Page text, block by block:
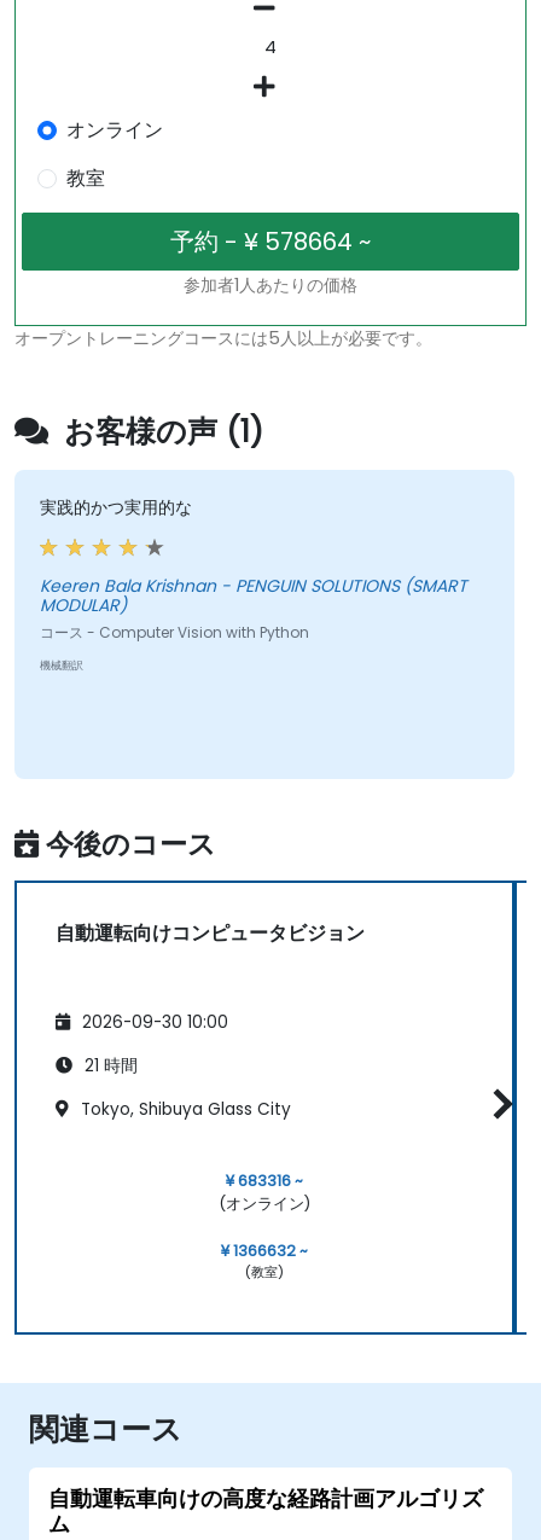
オンライン
教室
参加者1人あたりの価格
オープントレーニングコースには5人以上が必要です。
お客様の声 (1)
実践的かつ実用的な
Keeren Bala Krishnan - PENGUIN SOLUTIONS (SMART
MODULAR)
コース - Computer Vision with Python
機械翻訳
今後のコース
自動運転向けコンピュータビジョン
2026-09-30 10:00
21 時間
Tokyo, Shibuya Glass City
¥ 683316 ~
(オンライン)
¥ 1366632 ~
(教室)
関連コース
自動運転車向けの高度な経路計画アルゴリズ
ム